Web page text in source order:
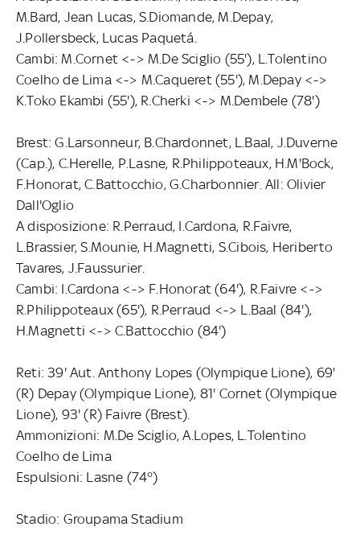
M.Bard, Jean Lucas, S.Diomande, M.Depay,
J.Pollersbeck, Lucas Paquetá.
Cambi: M.Cornet <-> M.De Sciglio (55'), L.Tolentino
Coelho de Lima <-> M.Caqueret (55'), M.Depay <->
K.Toko Ekambi (55'), R.Cherki <-> M.Dembele (78')
Brest: G.Larsonneur, B.Chardonnet, L.Baal, J.Duverne
(Cap.), C.Herelle, P.Lasne, R.Philippoteaux, H.M'Bock,
F.Honorat, C.Battocchio, G.Charbonnier. All: Olivier
Dall'Oglio
A disposizione: R.Perraud, I.Cardona, R.Faivre,
L.Brassier, S.Mounie, H.Magnetti, S.Cibois, Heriberto
Tavares, J.Faussurier.
Cambi: I.Cardona <-> F.Honorat (64'), R.Faivre <->
R.Philippoteaux (65'), R.Perraud <-> L.Baal (84'),
H.Magnetti <-> C.Battocchio (84')
Reti: 39' Aut. Anthony Lopes (Olympique Lione), 69'
(R) Depay (Olympique Lione), 81' Cornet (Olympique
Lione), 93' (R) Faivre (Brest).
Ammonizioni: M.De Sciglio, A.Lopes, L.Tolentino
Coelho de Lima
Espulsioni: Lasne (74°)
Stadio: Groupama Stadium